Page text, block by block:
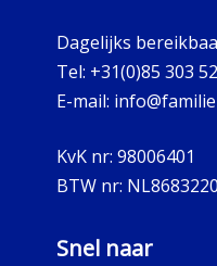
Dagelijks
Tel: +31(0)85 303
E-mail:
KvK nr: 98006401
BTW nr:
Snel naar